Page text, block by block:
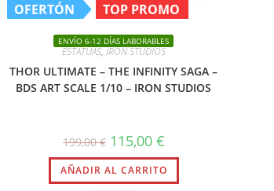
OFERTÓN TOP PROMO
ENVÍO 6-12 DÍAS LABORABLES
ESTATUAS,IRON STUDIOS
THOR ULTIMATE – THE INFINITY SAGA –
BDS ART SCALE 1/10 – IRON STUDIOS
199,00€ El
precio
original
era:
199,00 €.
115,00 €El
precio
actual
es:
115,00 €.
AÑADIR AL CARRITO